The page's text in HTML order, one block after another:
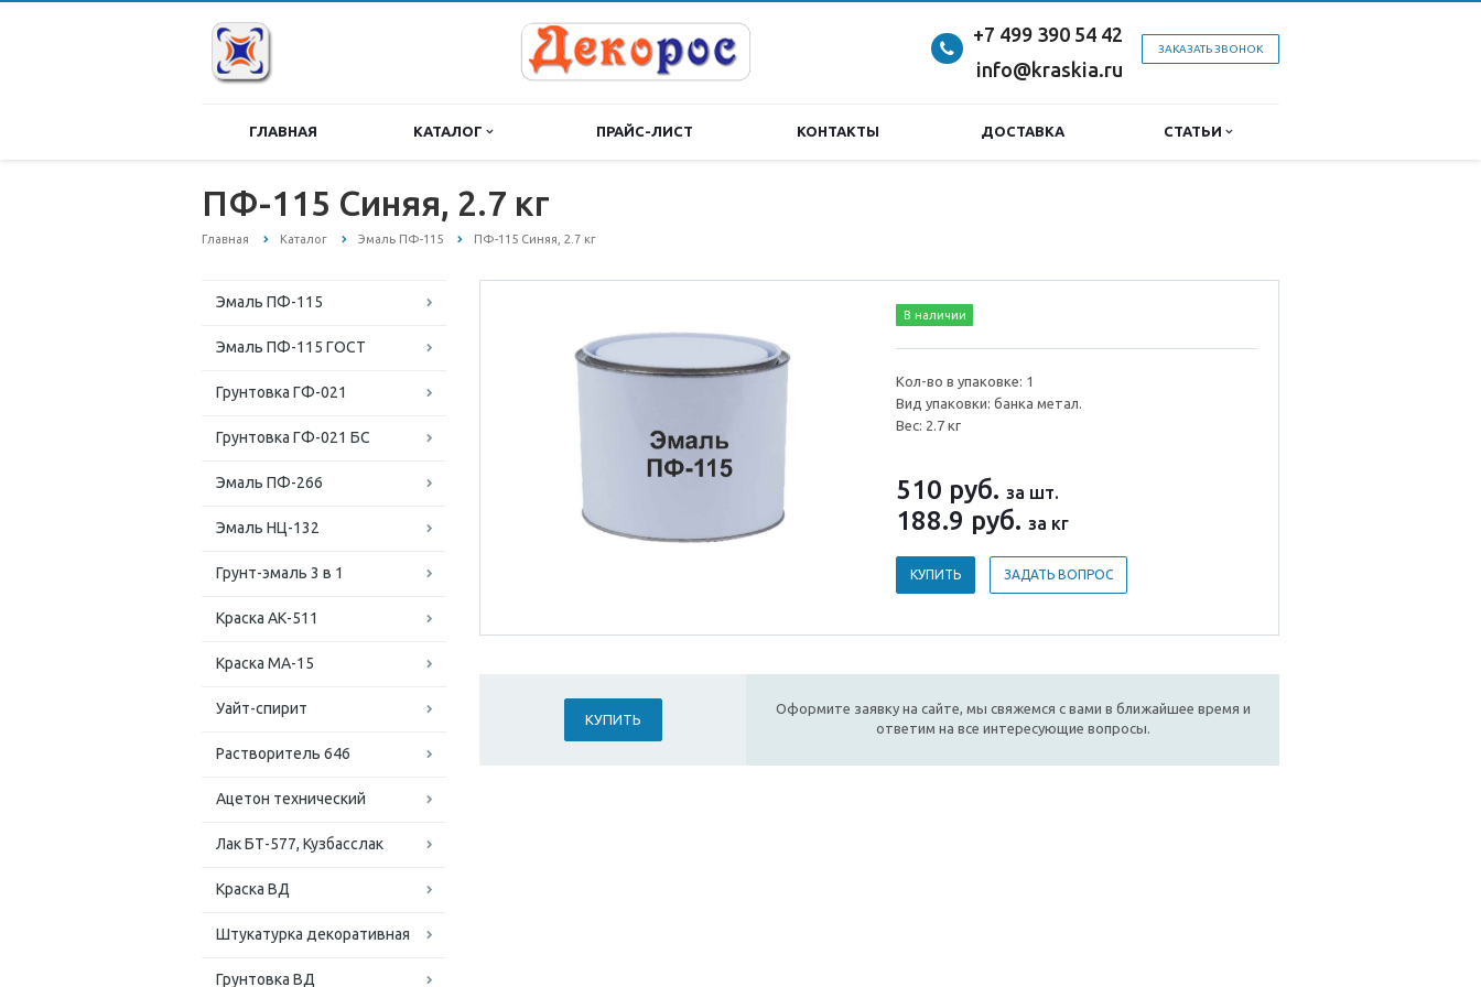
ЗАКАЗАТЬ ЗВОНОК
+7 499 390 54 42
info@kraskia.ru
ГЛАВНАЯ КАТАЛОГ ПРАЙС-ЛИСТ КОНТАКТЫ ДОСТАВКА СТАТЬИ
ПФ-115 Синяя, 2.7 кг
Главная Каталог Эмаль ПФ-115 ПФ-115 Синяя, 2.7 кг
Эмаль ПФ-115
Эмаль ПФ-115 ГОСТ
Грунтовка ГФ-021
Грунтовка ГФ-021 БС
Эмаль ПФ-266
Эмаль НЦ-132
Грунт-эмаль 3 в 1
Краска АК-511
Краска МА-15
Уайт-спирит
Растворитель 646
Ацетон технический
Лак БТ-577, Кузбасслак
Краска ВД
Штукатурка декоративная
Грунтовка ВД
В наличии
Кол-во в упаковке: 1
Вид упаковки: банка метал.
Вес: 2.7 кг
510 руб. за шт.
188.9 руб. за кг
КУПИТЬ ЗАДАТЬ ВОПРОС
КУПИТЬ
Оформите заявку на сайте, мы свяжемся с вами в ближайшее время и
ответим на все интересующие вопросы.